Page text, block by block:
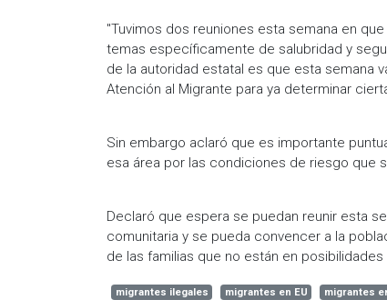
"Tuvimos dos reuniones esta semana en
temas específicamente de salubridad y
de la autoridad estatal es que esta semana
Atención al Migrante para ya determinar
Sin embargo aclaró que es importante
esa área por las condiciones de riesgo que
Declaró que espera se puedan reunir esta
comunitaria y se pueda convencer a la
de las familias que no están en
migrantes ilegales migrantes en EU migrantes